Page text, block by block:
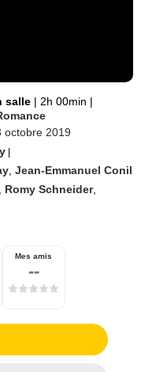
salle | 2h 00min |
octobre 2019
|
,Jean-Emmanuel Conil
Romy Schneider,
Mes amis
--